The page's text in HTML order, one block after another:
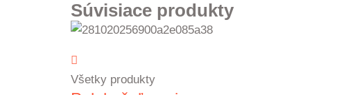
Súvisiace produkty
Všetky produkty